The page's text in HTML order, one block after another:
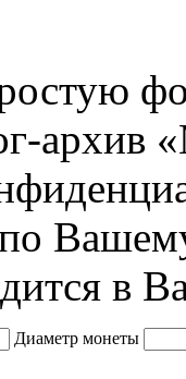
архив
в
Диаметр монеты